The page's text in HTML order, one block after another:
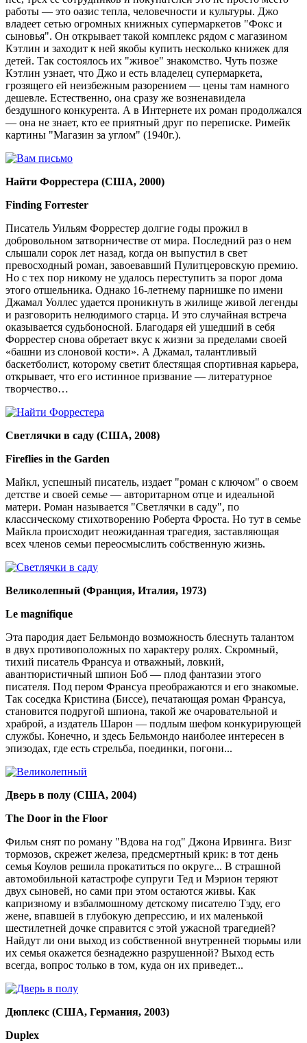
работы — это оазис тепла, человечности и культуры. Джо
владеет сетью огромных книжных супермаркетов "Фокс и
сыновья". Он открывает такой комплекс рядом с магазином
Кэтлин и заходит к ней якобы купить несколько книжек для
детей. Так состоялось их "живое" знакомство. Чуть позже
Кэтлин узнает, что Джо и есть владелец супермаркета,
грозящего ей неизбежным разорением — цены там намного
дешевле. Естественно, она сразу же возненавидела
бездушного конкурента. А в Интернете их роман продолжался
— она не знает, кто ее приятный друг по переписке. Римейк
картины "Магазин за углом" (1940г.).
Найти Форрестера (США, 2000)
Finding Forrester
Писатель Уильям Форрестер долгие годы прожил в
добровольном затворничестве от мира. Последний раз о нем
слышали сорок лет назад, когда он выпустил в свет
превосходный роман, завоевавший Пулитцеровскую премию.
Но с тех пор никому не удалось переступить за порог дома
этого отшельника. Однако 16-летнему парнишке по имени
Джамал Уоллес удается проникнуть в жилище живой легенды
и разговорить нелюдимого старца. И это случайная встреча
оказывается судьбоносной. Благодаря ей ушедший в себя
Форрестер снова обретает вкус к жизни за пределами своей
«башни из слоновой кости». А Джамал, талантливый
баскетболист, которому светит блестящая спортивная карьера,
открывает, что его истинное призвание — литературное
творчество…
Светлячки в саду (США, 2008)
Fireflies in the Garden
Майкл, успешный писатель, издает "роман с ключом" о своем
детстве и своей семье — авторитарном отце и идеальной
матери. Роман называется "Светлячки в саду", по
классическому стихотворению Роберта Фроста. Но тут в семье
Майкла происходит неожиданная трагедия, заставляющая
всех членов семьи переосмыслить собственную жизнь.
Великолепный (Франция, Италия, 1973)
Le magnifique
Эта пародия дает Бельмондо возможность блеснуть талантом
в двух противоположных по характеру ролях. Скромный,
тихий писатель Франсуа и отважный, ловкий,
авантюристичный шпион Боб — плод фантазии этого
писателя. Под пером Франсуа преображаются и его знакомые.
Так соседка Кристина (Биссе), печатающая роман Франсуа,
становится подругой шпиона, такой же очаровательной и
храброй, а издатель Шарон — подлым шефом конкурирующей
службы. Конечно, и здесь Бельмондо наиболее интересен в
эпизодах, где есть стрельба, поединки, погони...
Дверь в полу (США, 2004)
The Door in the Floor
Фильм снят по роману "Вдова на год" Джона Ирвинга. Визг
тормозов, скрежет железа, предсмертный крик: в тот день
семья Коулов решила прокатиться по округе... В страшной
автомобильной катастрофе супруги Тед и Мэрион теряют
двух сыновей, но сами при этом остаются живы. Как
капризному и взбалмошному детскому писателю Тэду, его
жене, впавшей в глубокую депрессию, и их маленькой
шестилетней дочке справится с этой ужасной трагедией?
Найдут ли они выход из собственной внутренней тюрьмы или
их семья окажется безнадежно разрушенной? Выход есть
всегда, вопрос только в том, куда он их приведет...
Дюплекс (США, Германия, 2003)
Duplex